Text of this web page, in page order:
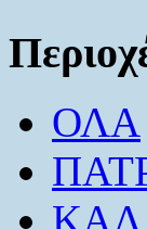
ΟΛΑ